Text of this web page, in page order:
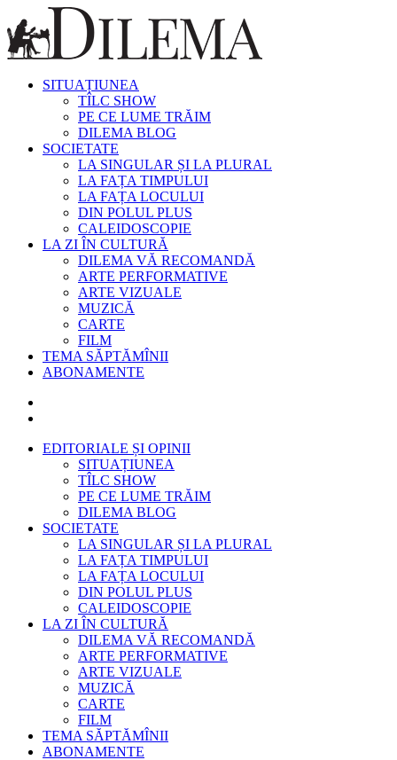
SITUAȚIUNEA
TÎLC SHOW
PE CE LUME TRĂIM
DILEMA BLOG
SOCIETATE
LA SINGULAR ȘI LA PLURAL
LA FAȚA TIMPULUI
LA FAȚA LOCULUI
DIN POLUL PLUS
CALEIDOSCOPIE
LA ZI ÎN CULTURĂ
DILEMA VĂ RECOMANDĂ
ARTE PERFORMATIVE
ARTE VIZUALE
MUZICĂ
CARTE
FILM
TEMA SĂPTĂMÎNII
ABONAMENTE
EDITORIALE ȘI OPINII
SITUAȚIUNEA
TÎLC SHOW
PE CE LUME TRĂIM
DILEMA BLOG
SOCIETATE
LA SINGULAR ȘI LA PLURAL
LA FAȚA TIMPULUI
LA FAȚA LOCULUI
DIN POLUL PLUS
CALEIDOSCOPIE
LA ZI ÎN CULTURĂ
DILEMA VĂ RECOMANDĂ
ARTE PERFORMATIVE
ARTE VIZUALE
MUZICĂ
CARTE
FILM
TEMA SĂPTĂMÎNII
ABONAMENTE